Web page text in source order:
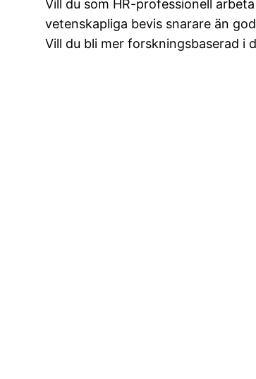
Vill du som HR-professionell
vetenskapliga bevis snarare än
Vill du bli mer forskningsbaserad i